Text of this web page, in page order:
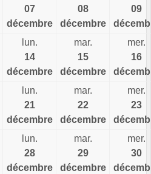
07
décembre
08
décembre
09
lun.
14
décembre
mar.
15
décembre
mer.
16
lun.
21
décembre
mar.
22
décembre
mer.
23
lun.
28
décembre
mar.
29
décembre
mer.
30